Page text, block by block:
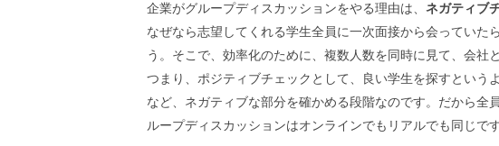
企業がグループディスカッションをやる理由は、 ネガティブ
なぜなら志望してくれる学生全員に一次面接から会っていた
う。そこで、効率化のために、複数人数を同時に見て、会社
つまり、ポジティブチェックとして、良い学生を探すという
など、ネガティブな部分を確かめる段階なのです。だから
ループディスカッションはオンラインでもリアルでも同じです